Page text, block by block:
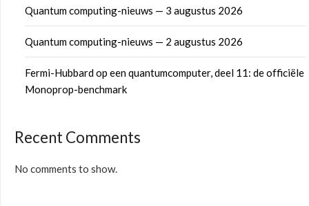
Quantum computing-nieuws — 3 augustus 2026
Quantum computing-nieuws — 2 augustus 2026
Fermi-Hubbard op een quantumcomputer, deel 11: de officiële
Monoprop-benchmark
Recent Comments
No comments to show.